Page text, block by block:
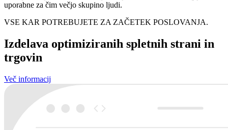
uporabne za čim večjo skupino ljudi.
VSE KAR POTREBUJETE ZA ZAČETEK POSLOVANJA.
Izdelava optimiziranih spletnih strani in
trgovin
Več informacij